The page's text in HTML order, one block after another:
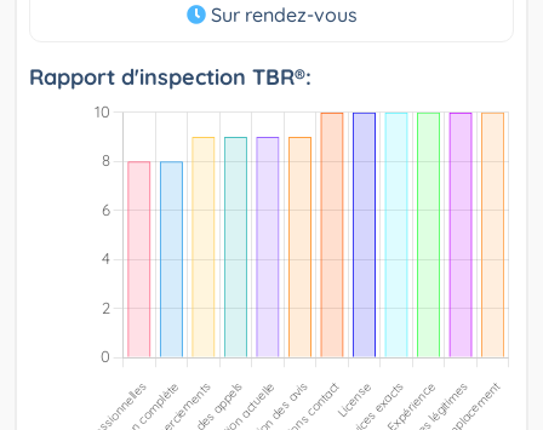
Sur rendez-vous
Rapport d'inspection TBR®: